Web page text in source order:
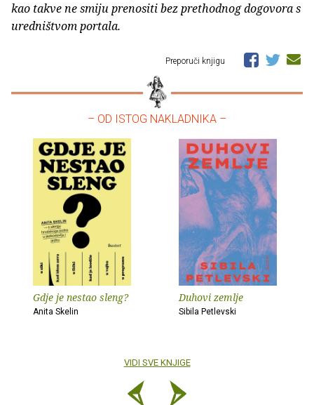
kao takve ne smiju prenositi bez prethodnog dogovora s
uredništvom portala.
Preporuči knjigu
– OD ISTOG NAKLADNIKA –
Gdje je nestao sleng?
Anita Skelin
Duhovi zemlje
Sibila Petlevski
VIDI SVE KNJIGE